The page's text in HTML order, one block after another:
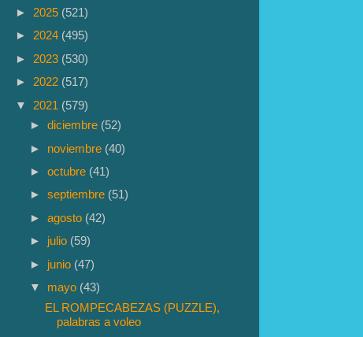
► 2025 (521)
► 2024 (495)
► 2023 (530)
► 2022 (517)
▼ 2021 (579)
►diciembre (52)
► noviembre (40)
►octubre (41)
►septiembre (51)
►agosto (42)
► julio (59)
► junio (47)
▼ mayo (43)
EL ROMPECABEZAS (PUZZLE),
palabras a voleo